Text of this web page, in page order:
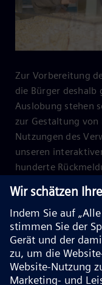
Zur Vorbereitung
die Bürger deshalb
Auslobung stehen
zur Gestaltung von
Nutzungen des
unseren
hunderte